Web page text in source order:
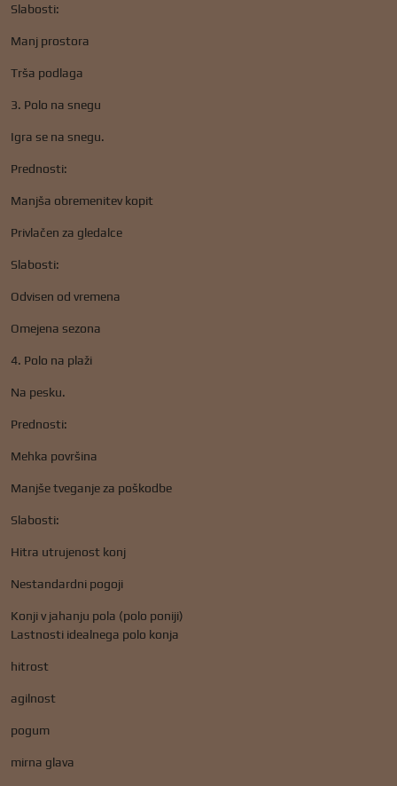
Slabosti:
Manj prostora
Trša podlaga
3. Polo na snegu
Igra se na snegu.
Prednosti:
Manjša obremenitev kopit
Privlačen za gledalce
Slabosti:
Odvisen od vremena
Omejena sezona
4. Polo na plaži
Na pesku.
Prednosti:
Mehka površina
Manjše tveganje za poškodbe
Slabosti:
Hitra utrujenost konj
Nestandardni pogoji
Konji v jahanju pola (polo poniji)
Lastnosti idealnega polo konja
hitrost
agilnost
pogum
mirna glava